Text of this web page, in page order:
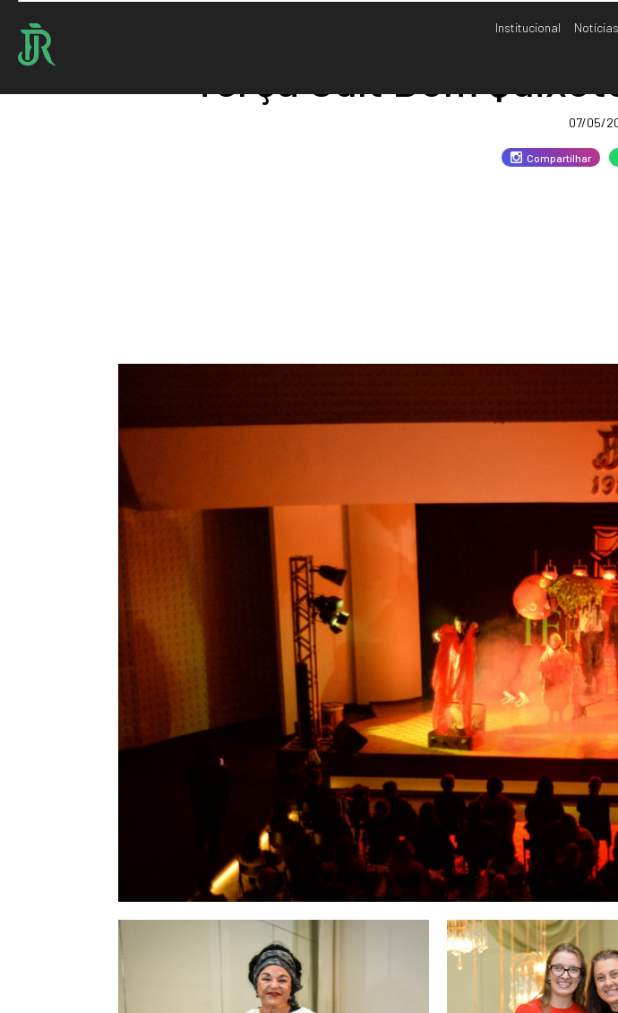
Institucional Notícias
Terça Cult Dom
07/05/
Compartilhar